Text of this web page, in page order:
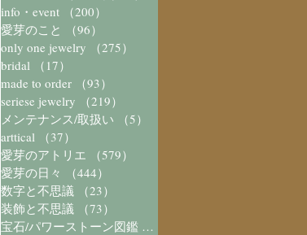
info・event
（200）
愛芽のこと
（96）
only one jewelry
（275）
bridal
（17）
made to order
（93）
seriese jewelry
（219）
メンテナンス/取扱い
（5）
arttical
（37）
愛芽のアトリエ
（579）
愛芽の日々
（444）
数字と不思議
（23）
装飾と不思議
（73）
宝石/パワーストーン図鑑 （41）